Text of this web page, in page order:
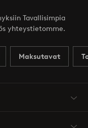
Tavallisimpia
yhteystietomme.
Maksutavat